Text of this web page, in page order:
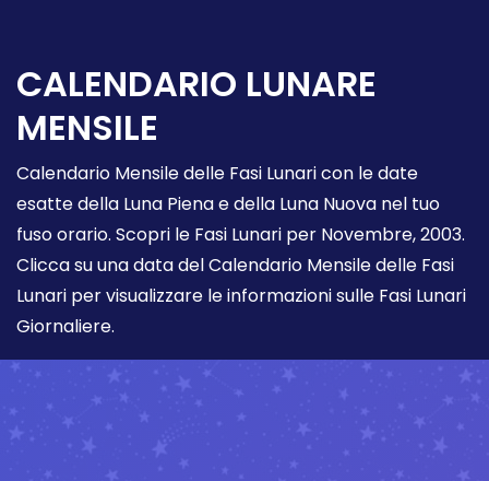
CALENDARIO LUNARE
MENSILE
Calendario Mensile delle Fasi Lunari con le date
esatte della Luna Piena e della Luna Nuova nel tuo
fuso orario. Scopri le Fasi Lunari per Novembre, 2003.
Clicca su una data del Calendario Mensile delle Fasi
Lunari per visualizzare le informazioni sulle Fasi Lunari
Giornaliere.